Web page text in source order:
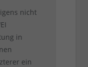
nicht
in
ein